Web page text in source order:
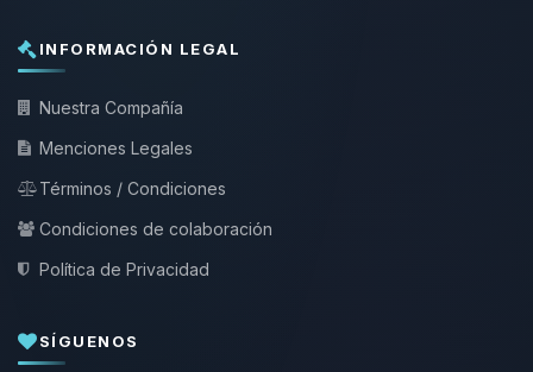
INFORMACIÓN LEGAL
Nuestra Compañía
Menciones Legales
Términos / Condiciones
Condiciones de colaboración
Política de Privacidad
SÍGUENOS